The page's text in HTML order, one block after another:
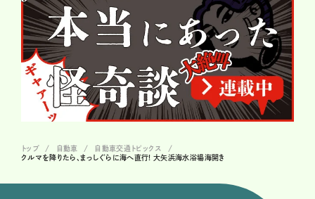
トップ 自動車
自動車交通トピックス
クルマを降りたら、まっしぐらに海へ直行! 大矢浜海水浴場海開き